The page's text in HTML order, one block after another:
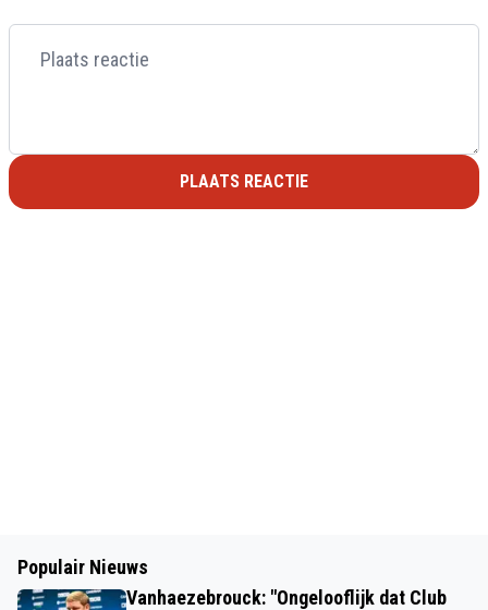
PLAATS REACTIE
Populair Nieuws
Vanhaezebrouck: "Ongelooflijk dat Club